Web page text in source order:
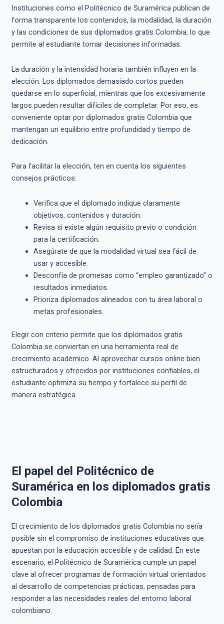
Instituciones como el Politécnico de Suramérica publican de
forma transparente los contenidos, la modalidad, la duración
y las condiciones de sus diplomados gratis Colombia, lo que
permite al estudiante tomar decisiones informadas.
La duración y la intensidad horaria también influyen en la
elección. Los diplomados demasiado cortos pueden
quedarse en lo superficial, mientras que los excesivamente
largos pueden resultar difíciles de completar. Por eso, es
conveniente optar por diplomados gratis Colombia que
mantengan un equilibrio entre profundidad y tiempo de
dedicación.
Para facilitar la elección, ten en cuenta los siguientes
consejos prácticos:
Verifica que el diplomado indique claramente
objetivos, contenidos y duración.
Revisa si existe algún requisito previo o condición
para la certificación.
Asegúrate de que la modalidad virtual sea fácil de
usar y accesible.
Desconfía de promesas como “empleo garantizado” o
resultados inmediatos.
Prioriza diplomados alineados con tu área laboral o
metas profesionales.
Elegir con criterio permite que los diplomados gratis
Colombia se conviertan en una herramienta real de
crecimiento académico. Al aprovechar cursos online bien
estructurados y ofrecidos por instituciones confiables, el
estudiante optimiza su tiempo y fortalece su perfil de
manera estratégica.
El papel del Politécnico de
Suramérica en los diplomados gratis
Colombia
El crecimiento de los diplomados gratis Colombia no sería
posible sin el compromiso de instituciones educativas que
apuestan por la educación accesible y de calidad. En este
escenario, el Politécnico de Suramérica cumple un papel
clave al ofrecer programas de formación virtual orientados
al desarrollo de competencias prácticas, pensadas para
responder a las necesidades reales del entorno laboral
colombiano.